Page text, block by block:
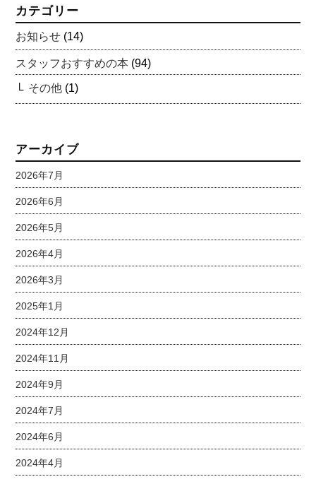
カテゴリー
お知らせ (14)
スタッフおすすめの本 (94)
その他 (1)
アーカイブ
2026年7月
2026年6月
2026年5月
2026年4月
2026年3月
2025年1月
2024年12月
2024年11月
2024年9月
2024年7月
2024年6月
2024年4月